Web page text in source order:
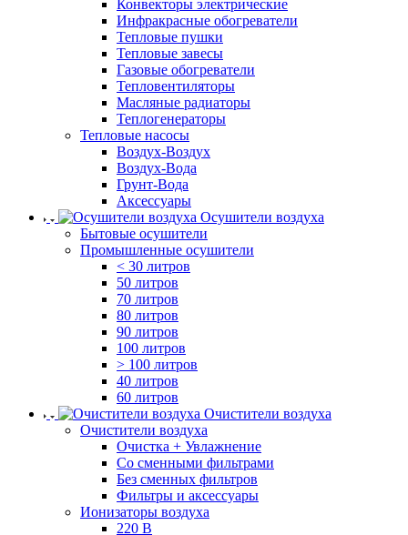
Конвекторы электрические
Инфракрасные обогреватели
Тепловые пушки
Тепловые завесы
Газовые обогреватели
Тепловентиляторы
Масляные радиаторы
Теплогенераторы
Тепловые насосы
Воздух-Воздух
Воздух-Вода
Грунт-Вода
Аксессуары
Осушители воздуха
Бытовые осушители
Промышленные осушители
< 30 литров
50 литров
70 литров
80 литров
90 литров
100 литров
> 100 литров
40 литров
60 литров
Очистители воздуха
Очистители воздуха
Очистка + Увлажнение
Cо сменными фильтрами
Без сменных фильтров
Фильтры и аксессуары
Ионизаторы воздуха
220 В